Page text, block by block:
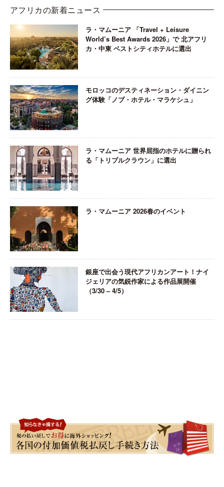
アフリカの新着ニュース
ラ・マムーニア 「Travel + Leisure
World’s Best Awards 2026」で 北アフリ
カ・中東 ベストシティホテルに選出
モロッコのデスティネーション・ダイニン
グ体験「ノブ・ホテル・マラケシュ」
ラ・マムーニア 世界屈指のホテルに贈られ
る「トリプルクラウン」に選出
ラ・マムーニア 2026春のイベント
銀座で出会う現代アフリカンアート！ナイ
ジェリアの気鋭作家による作品展開催
（3/30 – 4/5）